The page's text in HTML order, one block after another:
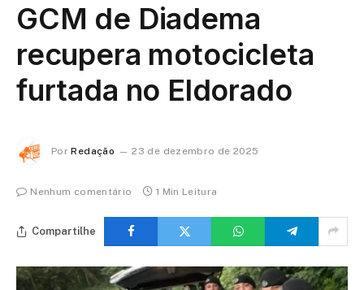
GCM de Diadema
recupera motocicleta
furtada no Eldorado
Por Redação 23 de dezembro de 2025
Nenhum comentário 1 Min Leitura
Compartilhe